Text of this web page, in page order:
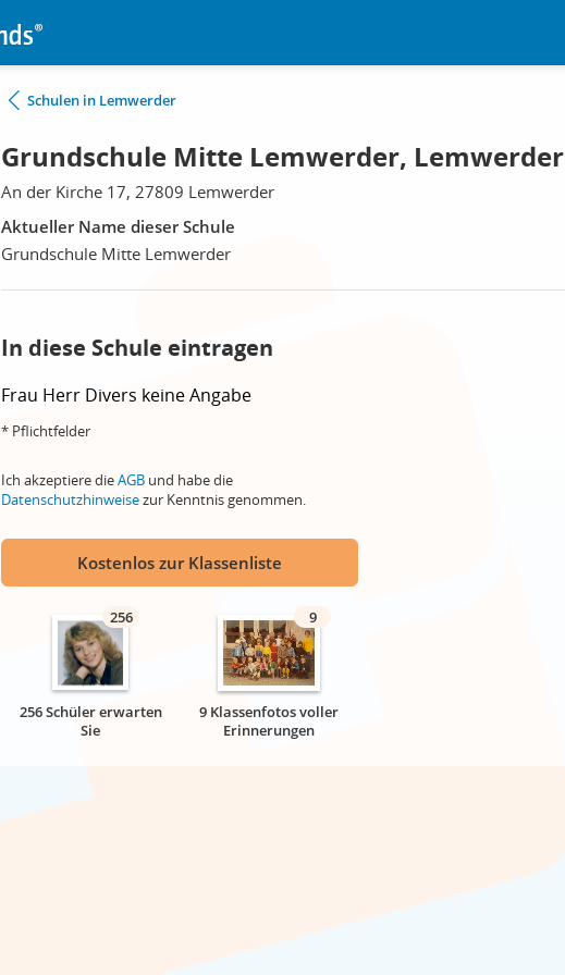
Schulen in Lemwerder
Grundschule Mitte Lemwerder, Lemwerder
An der Kirche 17, 27809 Lemwerder
Aktueller Name dieser Schule
Grundschule Mitte Lemwerder
In diese Schule eintragen
Frau Herr Divers keine Angabe
* Pflichtfelder
Ich akzeptiere dieAGB und habe die
Datenschutzhinweisezur Kenntnis genommen.
Kostenlos zur Klassenliste
256
256 Schüler erwarten
Sie
9
9 Klassenfotos voller
Erinnerungen